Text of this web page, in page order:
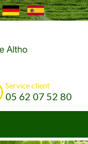
Service client
05 62 07 52 80